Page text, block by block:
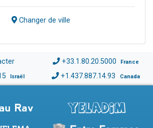
Changer de ville
+33.1.80.20.5000 France
Israël +1.437.887.14.93 Canada